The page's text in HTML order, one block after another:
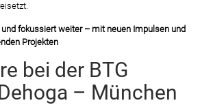
und fokussiert weiter– mit neuen Impulsen und
Projekten
bei der BTG
– München